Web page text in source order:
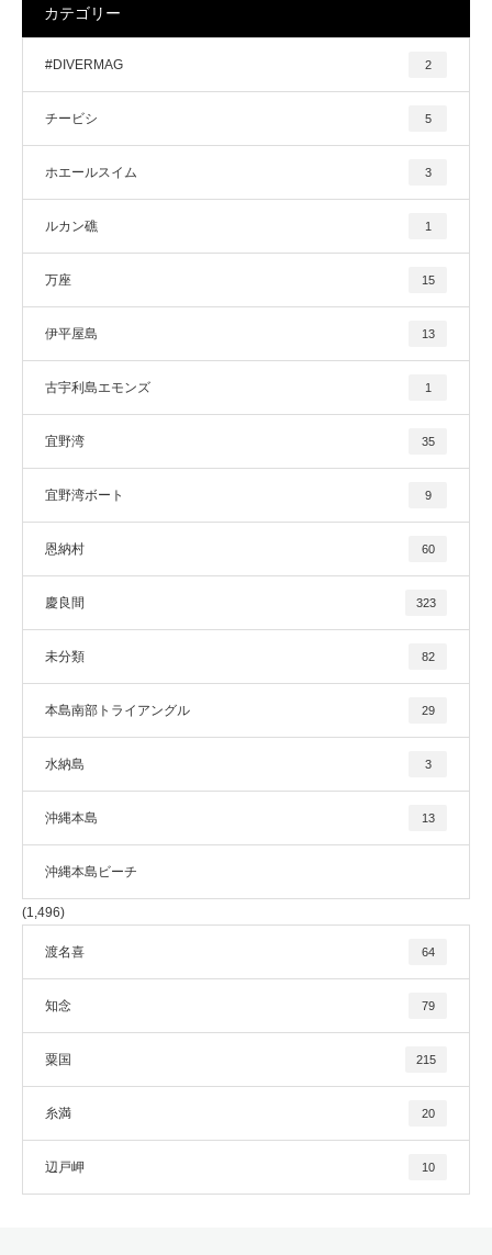
カテゴリー
#DIVERMAG 2
チービシ 5
ホエールスイム 3
ルカン礁 1
万座 15
伊平屋島 13
古宇利島エモンズ 1
宜野湾 35
宜野湾ボート 9
恩納村 60
慶良間 323
未分類 82
本島南部トライアングル 29
水納島 3
沖縄本島 13
沖縄本島ビーチ
(1,496)
渡名喜 64
知念 79
粟国 215
糸満 20
辺戸岬 10